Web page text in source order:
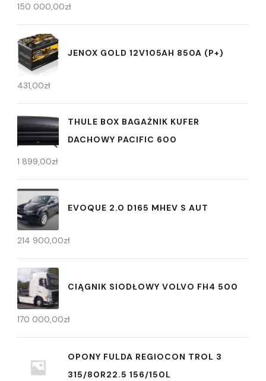
150 000,00zł
JENOX GOLD 12V105AH 850A (P+)
431,00zł
THULE BOX BAGAŻNIK KUFER
DACHOWY PACIFIC 600
1 899,00zł
EVOQUE 2.0 D165 MHEV S AUT
214 900,00zł
CIĄGNIK SIODŁOWY VOLVO FH4 500
170 000,00zł
OPONY FULDA REGIOCON TROL 3
315/80R22.5 156/150L